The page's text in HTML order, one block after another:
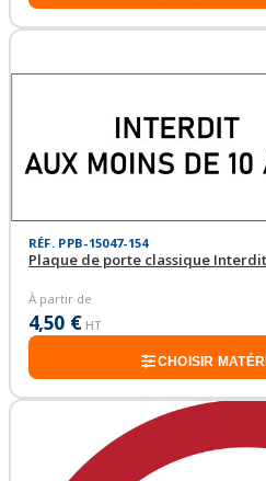
RÉF. PPB-15047-154
Plaque de porte classique
À partir de
4,50 € HT
CHOISIR